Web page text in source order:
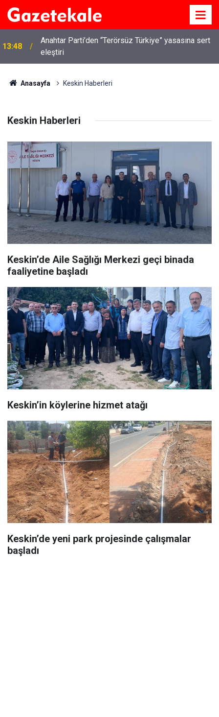
13:48
Anahtar Parti’den “Terörsüz Türkiye” yasasına sert
eleştiri
Anasayfa Keskin Haberleri
Keskin Haberleri
Keskin’de Aile Sağlığı Merkezi geçi binada
faaliyetine başladı
Keskin’in köylerine hizmet atağı
Keskin’de yeni park projesinde çalışmalar
başladı